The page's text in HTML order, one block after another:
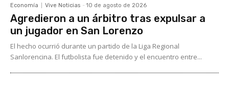
Economía Vive Noticias - 10 de agosto de 2026
Agredieron a un árbitro tras expulsar a
un jugador en San Lorenzo
El hecho ocurrió durante un partido de la Liga Regional
Sanlorencina. El futbolista fue detenido y el encuentro entre...